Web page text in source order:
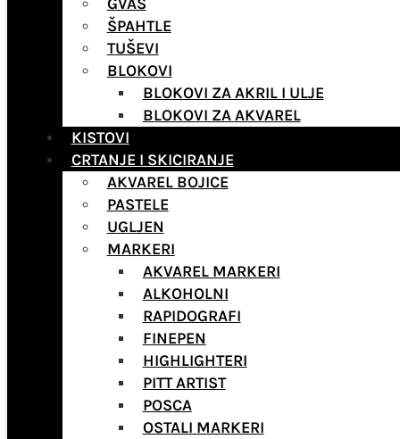
ŠPAHTLE
TUŠEVI
BLOKOVI
BLOKOVI ZA AKRIL I ULJE
BLOKOVI ZA AKVAREL
KISTOVI
CRTANJE I SKICIRANJE
AKVAREL BOJICE
PASTELE
UGLJEN
MARKERI
AKVAREL MARKERI
ALKOHOLNI
RAPIDOGRAFI
FINEPEN
HIGHLIGHTERI
PITT ARTIST
POSCA
OSTALI MARKERI